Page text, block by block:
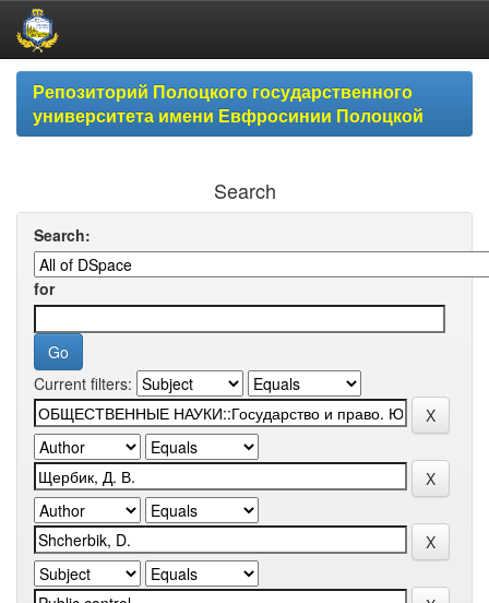
Skip
navigationРепозиторий Полоцкого государственного
университета имени Евфросинии Полоцкой
Search
Search:
for
Current filters: